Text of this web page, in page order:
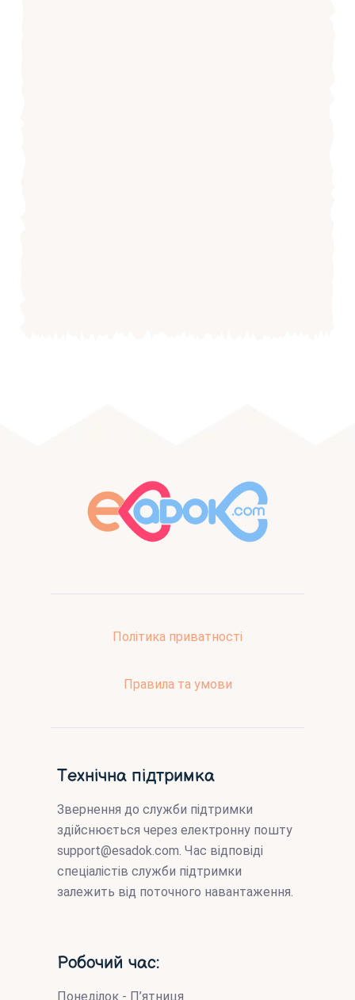
Політика приватності
Правила та умови
Технічна підтримка
Звернення до служби підтримки
здійснюється через електронну пошту
support@esadok.com . Час відповіді
спеціалістів служби підтримки
залежить від поточного навантаження.
Робочий час:
Понеділок - П’ятниця